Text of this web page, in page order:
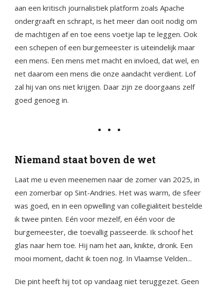
aan een kritisch journalistiek platform zoals Apache
ondergraaft en schrapt, is het meer dan ooit nodig om
de machtigen af en toe eens voetje lap te leggen. Ook
een schepen of een burgemeester is uiteindelijk maar
een mens. Een mens met macht en invloed, dat wel, en
net daarom een mens die onze aandacht verdient. Lof
zal hij van ons niet krijgen. Daar zijn ze doorgaans zelf
goed genoeg in.
Niemand staat boven de wet
Laat me u even meenemen naar de zomer van 2025, in
een zomerbar op Sint-Andries. Het was warm, de sfeer
was goed, en in een opwelling van collegialiteit bestelde
ik twee pinten. Eén voor mezelf, en één voor de
burgemeester, die toevallig passeerde. Ik schoof het
glas naar hem toe. Hij nam het aan, knikte, dronk. Een
mooi moment, dacht ik toen nog. In Vlaamse Velden...
Die pint heeft hij tot op vandaag niet teruggezet. Geen